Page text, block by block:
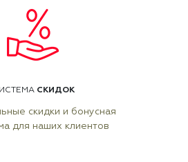
СКИДОК
скидки и бонусная
для наших клиентов